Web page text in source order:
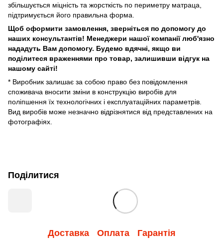
збільшується міцність та жорсткість по периметру матраца,
підтримується його правильна форма.
Щоб оформити замовлення, зверніться по допомогу до
наших консультантів! Менеджери нашої компанії люб'язно
нададуть Вам допомогу. Будемо вдячні, якщо ви
поділитеся враженнями про товар, залишивши відгук на
нашому сайті!
* Виробник залишає за собою право без повідомлення
споживача вносити зміни в конструкцію виробів для
поліпшення їх технологічних і експлуатаційних параметрів.
Вид виробів може незначно відрізнятися від представлених на
фотографіях.
Поділитися
Доставка Оплата Гарантія